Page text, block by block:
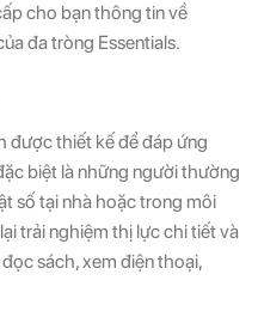
cho bạn thông tin về
đa tròng Essentials.
được thiết kế để đáp ứng
biệt là những người thường
số tại nhà hoặc trong môi
trải nghiệm thị lực chi tiết và
sách, xem điện thoại,